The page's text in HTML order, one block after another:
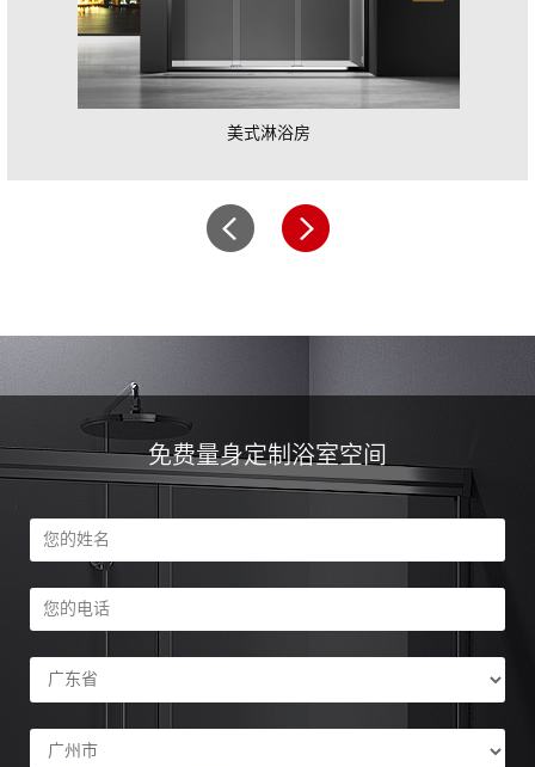
美式淋浴房
免费量身定制浴室空间